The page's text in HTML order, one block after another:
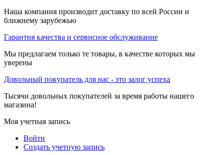
Наша компания производит доставку по всей России и
ближнему зарубежью
Гарантия качества и сервисное обслуживание
Мы предлагаем только те товары, в качестве которых мы
уверены
Довольный покупатель для нас - это залог успеха
Тысячи довольных покупателей за время работы нашего
магазина!
Моя учетная запись
Войти
Создать учетную запись